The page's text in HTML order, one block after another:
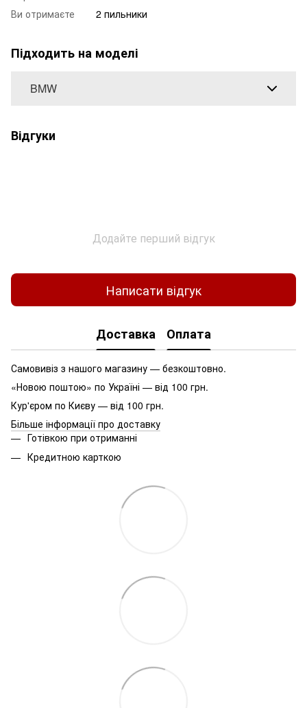
Ви отримаєте
2 пильники
Підходить на моделі
BMW
Відгуки
Додайте перший відгук
Написати відгук
Доставка Оплата
Самовивіз з нашого магазину — безкоштовно.
«Новою поштою» по Україні — від 100 грн.
Кур'єром по Києву — від 100 грн.
Більше інформації про доставку
Готівкою при отриманні
Кредитною карткою